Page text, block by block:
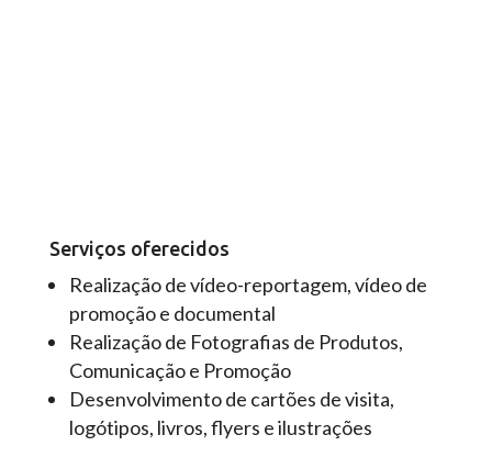
Serviços oferecidos
Realização de vídeo-reportagem, vídeo de
promoção e documental
Realização de Fotografias de Produtos,
Comunicação e Promoção
Desenvolvimento de cartões de visita,
logótipos, livros, flyers e ilustrações